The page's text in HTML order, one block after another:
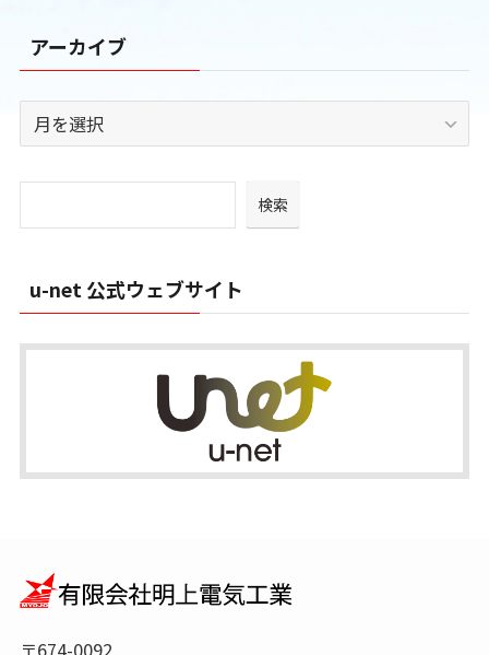
リ
ー
アーカイブ
ー
ブ
検索
u-net 公式ウェブサイト
〒674-0092